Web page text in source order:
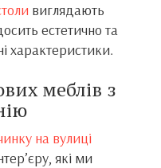
виглядають
естетично та
характеристики.
меблів з
на вулиці
які ми